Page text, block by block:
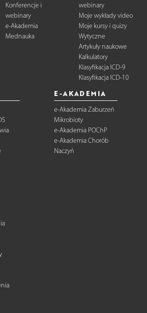
Konferencje i
webinary
e-Akademia
Mednauka
webinary
Moje wykłady video
Moje kursy i quizy
Wytyczne
Artykuły naukowe
Kalkulatory
Klasyfikacja ICD-9
Klasyfikacja ICD-10
E-AKADEMIA
e-Akademia Zaburzeń
Mikrobioty
e-Akademia POChP
e-Akademia Chorób
Naczyń